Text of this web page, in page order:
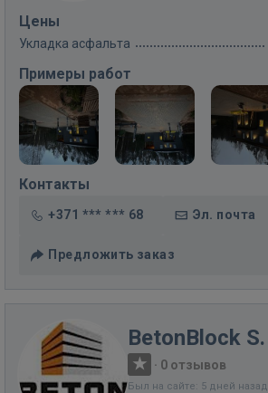
Цены
Укладка асфальта
Примеры работ
Контакты
+371 *** *** 68 Эл. почта
Предложить заказ
BetonBlock S.
· 0 отзывов
Был на сайте: 5 дней назад